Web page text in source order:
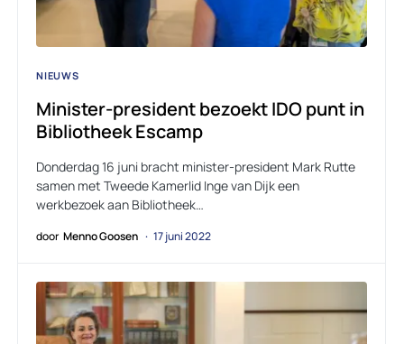
NIEUWS
Minister-president bezoekt IDO punt in
Bibliotheek Escamp
Donderdag 16 juni bracht minister-president Mark Rutte
samen met Tweede Kamerlid Inge van Dijk een
werkbezoek aan Bibliotheek…
door Menno Goosen 17 juni 2022